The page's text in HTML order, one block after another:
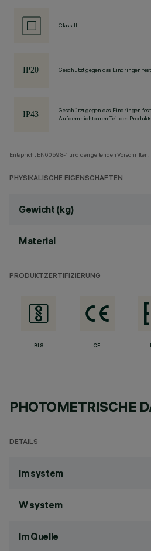
Class II
Geschützt gegen das Eindringen
Geschützt gegen das Eindringen
Auf dem sichtbaren Teil des
Entspricht EN60598-1 und den geltenden Vorschriften.
PHYSIKALISCHE EIGENSCHAFTEN
Gewicht (kg)
Material
PRODUKTZERTIFIZIERUNG
BIS CE
PHOTOMETRISCHE
DETAILS
lm system
W system
lm Quelle